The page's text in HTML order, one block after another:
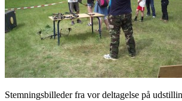
Stemningsbilleder fra vor deltagelse på